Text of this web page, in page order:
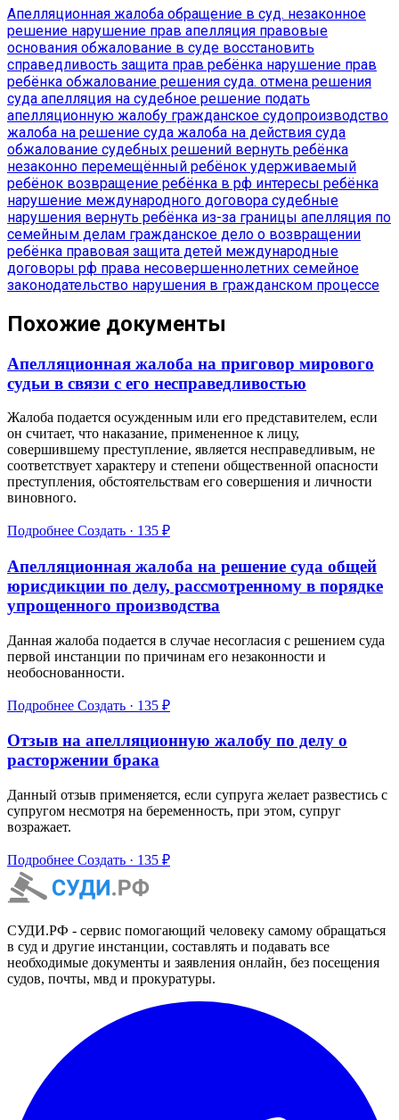
Апелляционная жалоба обращение в суд. незаконное
решение нарушение прав апелляция правовые
основания обжалование в суде восстановить
справедливость защита прав ребёнка нарушение прав
ребёнка обжалование решения суда. отмена решения
суда апелляция на судебное решение подать
апелляционную жалобу гражданское судопроизводство
жалоба на решение суда жалоба на действия суда
обжалование судебных решений вернуть ребёнка
незаконно перемещённый ребёнок удерживаемый
ребёнок возвращение ребёнка в рф интересы ребёнка
нарушение международного договора судебные
нарушения вернуть ребёнка из-за границы апелляция по
семейным делам гражданское дело о возвращении
ребёнка правовая защита детей международные
договоры рф права несовершеннолетних семейное
законодательство нарушения в гражданском процессе
Похожие документы
Апелляционная жалоба на приговор мирового
судьи в связи с его несправедливостью
Жалоба подается осужденным или его представителем, если
он считает, что наказание, примененное к лицу,
совершившему преступление, является несправедливым, не
соответствует характеру и степени общественной опасности
преступления, обстоятельствам его совершения и личности
виновного.
Подробнее Создать · 135 ₽
Апелляционная жалоба на решение суда общей
юрисдикции по делу, рассмотренному в порядке
упрощенного производства
Данная жалоба подается в случае несогласия с решением суда
первой инстанции по причинам его незаконности и
необоснованности.
Подробнее Создать · 135 ₽
Отзыв на апелляционную жалобу по делу о
расторжении брака
Данный отзыв применяется, если супруга желает развестись с
супругом несмотря на беременность, при этом, супруг
возражает.
Подробнее Создать · 135 ₽
СУДИ.РФ - сервис помогающий человеку самому обращаться
в суд и другие инстанции, составлять и подавать все
необходимые документы и заявления онлайн, без посещения
судов, почты, мвд и прокуратуры.